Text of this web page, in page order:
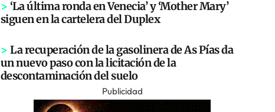
> ‘La última ronda en Venecia’ y ‘Mother Mary’
siguen en la cartelera del Duplex
> La recuperación de la gasolinera de As Pías da
un nuevo paso con la licitación de la
descontaminación del suelo
Publicidad